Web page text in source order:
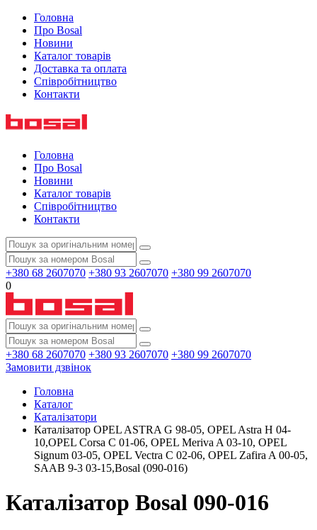
Головна
Про Bosal
Новини
Каталог товарів
Доставка та оплата
Співробітництво
Контакти
Головна
Про Bosal
Новини
Каталог товарів
Співробітництво
Контакти
+380 68 2607070 +380 93 2607070 +380 99 2607070
0
+380 68 2607070 +380 93 2607070 +380 99 2607070
Замовити дзвінок
Головна
Каталог
Каталізатори
Каталізатор OPEL ASTRA G 98-05, OPEL Astra H 04-
10,OPEL Corsa C 01-06, OPEL Meriva A 03-10, OPEL
Signum 03-05, OPEL Vectra C 02-06, OPEL Zafira A 00-05,
SAAB 9-3 03-15,Bosal (090-016)
Каталізатор Bosal 090-016